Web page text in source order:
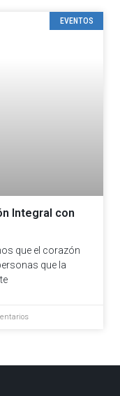
EVENTOS
Integral con
que el corazón
que la